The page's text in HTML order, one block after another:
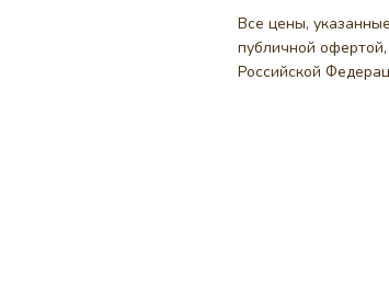
Все цены,
публичной
Российской